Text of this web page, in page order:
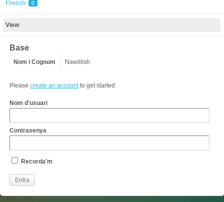
Friends 0
View
Base
Nom i Cognom Nawillish
Please create an accountto get started.
Nom d'usuari
Contrasenya
Recorda'm